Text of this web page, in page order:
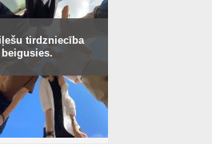
tirdzniecība